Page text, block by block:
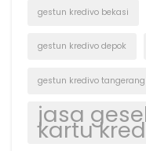
gestun kredivo bekasi
gestun kredivo depok
gestun kredivo tangerang
jasa
kartu